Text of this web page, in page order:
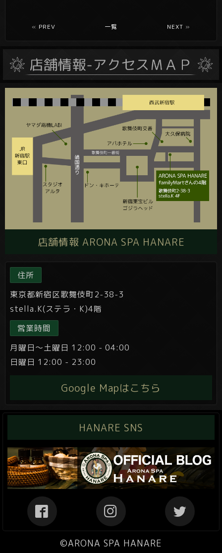
« PREV 一覧 NEXT »
店舗情報 ARONA SPA HANARE
住所
東京都新宿区歌舞伎町2-38-3
stella.K(ステラ・K)4階
営業時間
月曜日～土曜日 12:00 - 04:00
日曜日 12:00 - 23:00
Google Mapはこちら
HANARE SNS
©ARONA SPA HANARE